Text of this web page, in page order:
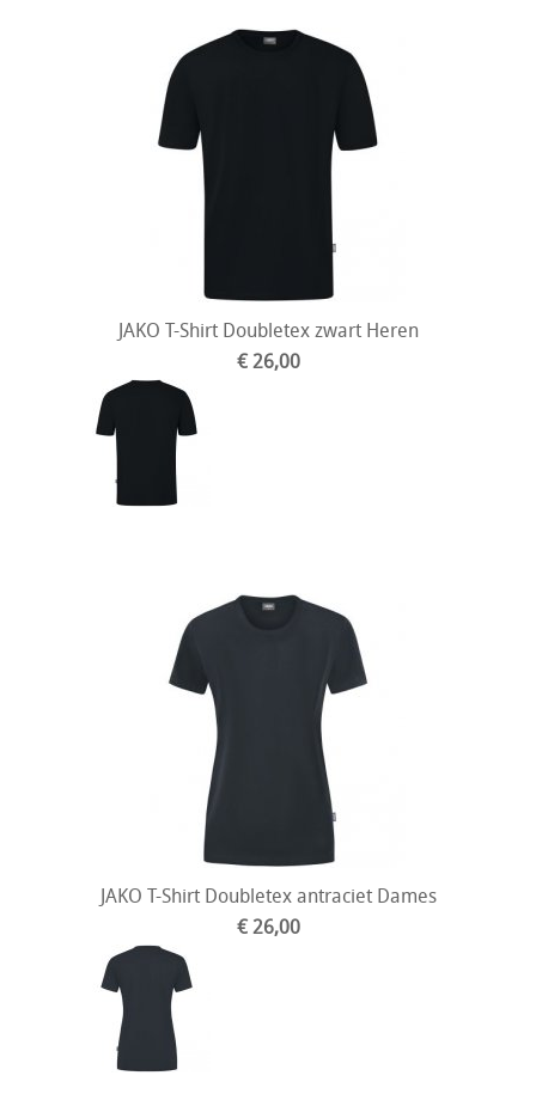
JAKO T-Shirt Doubletex zwart Heren
€ 26,00
JAKO T-Shirt Doubletex antraciet Dames
€ 26,00